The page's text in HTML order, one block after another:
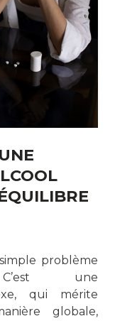
C’est une
qui mérite
globale,